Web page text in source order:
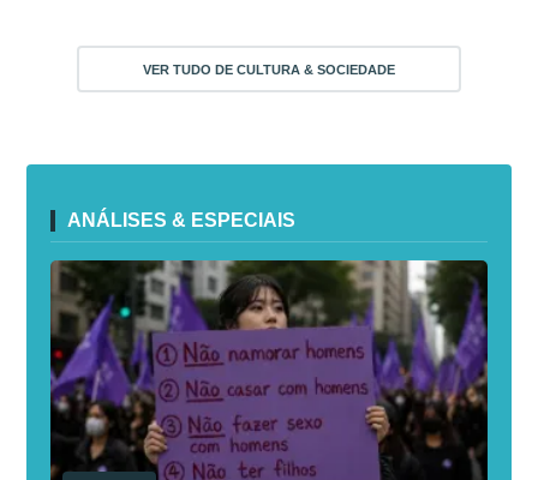
VER TUDO DE CULTURA & SOCIEDADE
ANÁLISES & ESPECIAIS